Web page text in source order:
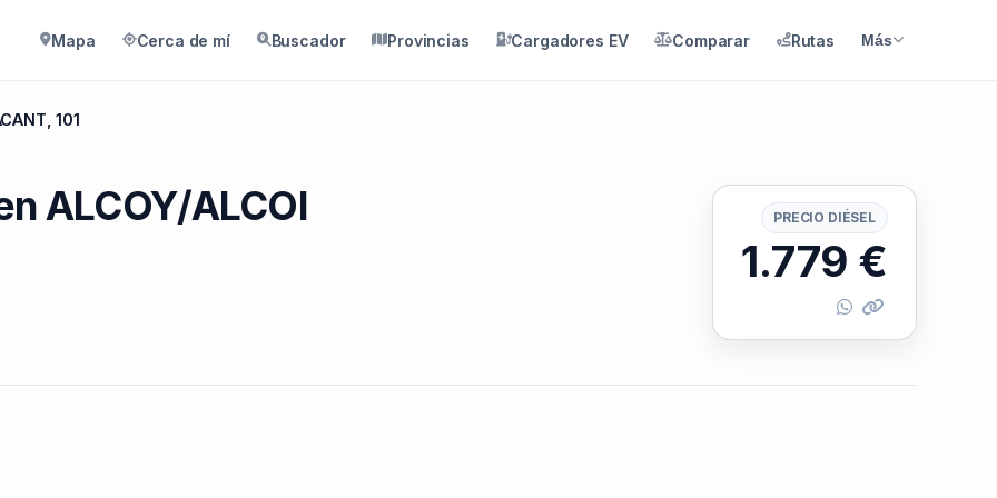
Mapa Cerca de mí Buscador Provincias Cargadores EV Comparar Rutas Más
101
ALCOY/ALCOI PRECIO DIÉSEL
1.779 €